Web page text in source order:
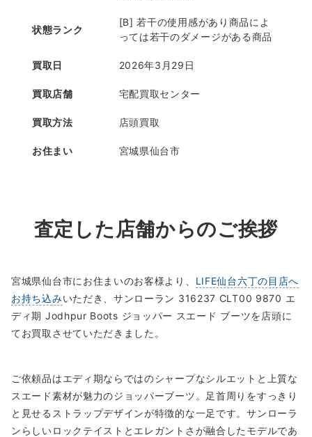
状態ランク
[B] 若干の使用感があり商品によ
っては若干のダメージがある商品
買取日 2026年3月29日
買取店舗 宅配買取センター
買取方法 店頭買取
お住まい 宮城県仙台市
査定した店舗からのご挨拶
宮城県仙台市にお住まいのお客様より、 LIFE仙台六丁の目店へ
お持ち込みいただき、サンローラン 316237 CLT00 9870 エ
ディ期 Jodhpur Boots ジョッパー スエード ブーツを店頭に
てお買取させていただきました。
ご依頼品はエディ期ならではのシャープなシルエットと上質な
スエード素材が魅力のジョッパーブーツ。足首周りをすっきり
と見せるストラップデザインが特徴的な一足です。サンローラ
ンらしいロックテイストとエレガントさが融合したモデルであ